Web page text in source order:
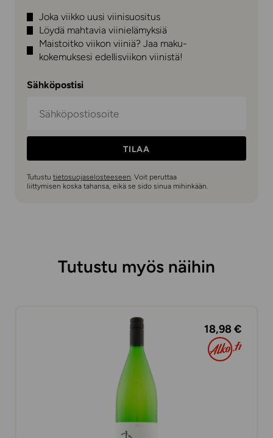
Joka viikko uusi viinisuositus
Löydä mahtavia viinielämyksiä
Maistoitko viikon viiniä? Jaa maku-
kokemuksesi edellisviikon viinistä!
Sähköpostisi
TILAA
Tutustu tietosuojaselosteeseen. Voit peruttaa
liittymisen koska tahansa, eikä se sido sinua mihinkään.
Tutustu myös näihin
18,98 €